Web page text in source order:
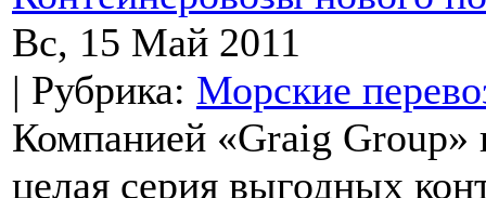
Вс, 15 Май 2011
| Рубрика: Морские
Компанией «Graig Group»
целая серия выгодных